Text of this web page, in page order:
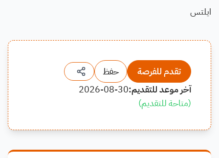
ايلتس
تقدم للفرصة
حفظ
آخر موعد للتقديم:2026-08-30
(متاحة للتقديم)